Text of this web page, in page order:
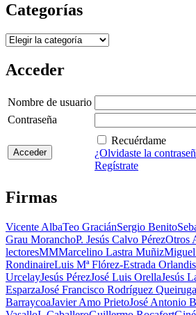
Categorías
Categorías
Acceder
Nombre de usuario
Contraseña
Recuérdame
¿Olvidaste la
Regístrate
Firmas
Vicente AlbaTeo GraciánSergio Benito
Grau MoranchoP. Jesús Calvo PérezOtros
lectoresMMMarcelino Lastra Muñiz
RondinaireLuis Mª Flórez-Estrada
UrcelayJesús PérezJosé Luis OrellaJesús
EsparzaJosé Francisco Rodríguez Queiruga
BarraycoaJavier Amo PrietoJosé Antonio